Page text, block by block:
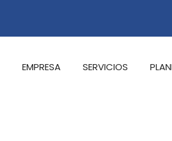
EMPRESA SERVICIOS